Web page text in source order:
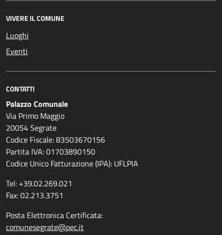
VIVERE IL COMUNE
Luoghi
Eventi
CONTATTI
Palazzo Comunale
Via Primo Maggio
20054 Segrate
Codice Fiscale: 83503670156
Partita IVA: 01703890150
Codice Unico Fatturazione (IPA): UFLPIA
Tel: +39.02.269.021
Fax: 02.213.3751
Posta Elettronica Certificata:
comunesegrate@pec.it